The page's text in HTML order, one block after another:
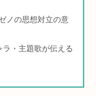
ノの思想対立の意
・主題歌が伝える